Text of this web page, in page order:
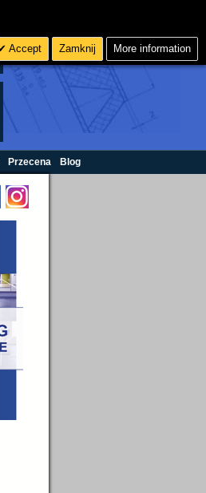
Przecena Blog
Accept Zamknij More information